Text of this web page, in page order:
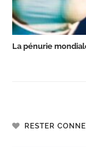
La pénurie
RESTER